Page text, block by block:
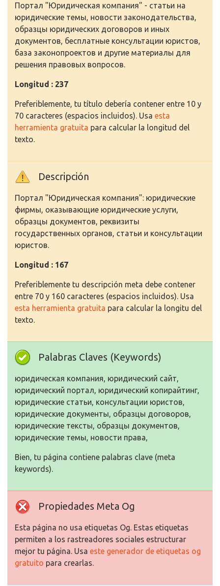
Портал "Юридическая компания" - статьи на
юридические темы, новости законодательства,
образцы юридических договоров и иных
документов, бесплатные консультации юристов,
база законопроектов и другие материалы для
решения правовых вопросов.
Longitud : 237
Preferiblemente, tu título debería contener entre 10 y
70 caracteres (espacios incluidos). Usa esta
herramienta gratuita para calcular la longitud del
texto.
Descripción
Портал "Юридическая компания": юридические
фирмы, оказывающие юридические услуги,
образцы документов, реквизиты
государственных органов, статьи и консультации
юристов.
Longitud : 167
Preferiblemente tu descripción meta debe contener
entre 70 y 160 caracteres (espacios incluidos). Usa
esta herramienta gratuita para calcular la longitu del
texto.
Palabras Claves (Keywords)
юридическая компания, юридический сайт,
юридический портал, юридический копирайтинг,
юридические статьи, консультации юристов,
юридические документы, образцы договоров,
юридические тексты, образцы документов,
юридические темы, новости права,
Bien, tu página contiene palabras clave (meta
keywords).
Propiedades Meta Og
Esta página no usa etiquetas Og. Estas etiquetas
permiten a los rastreadores sociales estructurar
mejor tu página. Usa este generador de etiquetas og
gratuito para crearlas.